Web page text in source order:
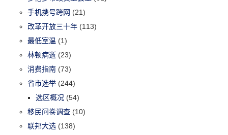
手机携号跨网 (21)
改革开放三十年 (113)
最低室温 (1)
林顿病逝 (23)
消费指南 (73)
省市选举 (244)
选区概况 (54)
移民问卷调查 (10)
联邦大选 (138)